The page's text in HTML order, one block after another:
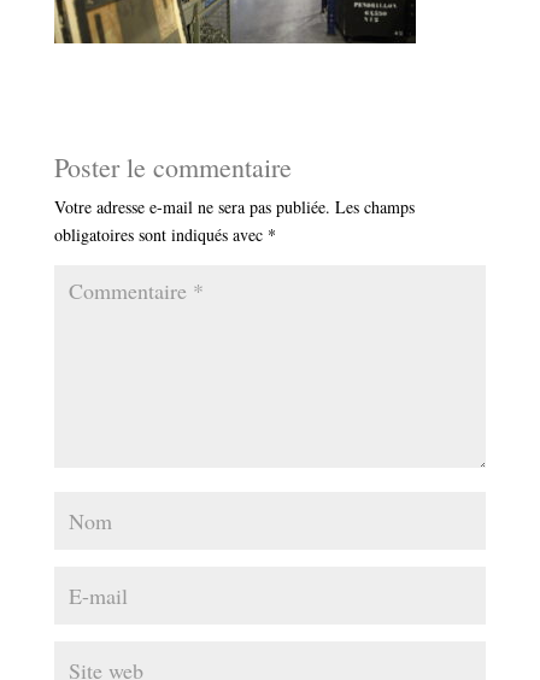
Poster le commentaire
Votre adresse e-mail ne sera pas publiée. Les champs
obligatoires sont indiqués avec *